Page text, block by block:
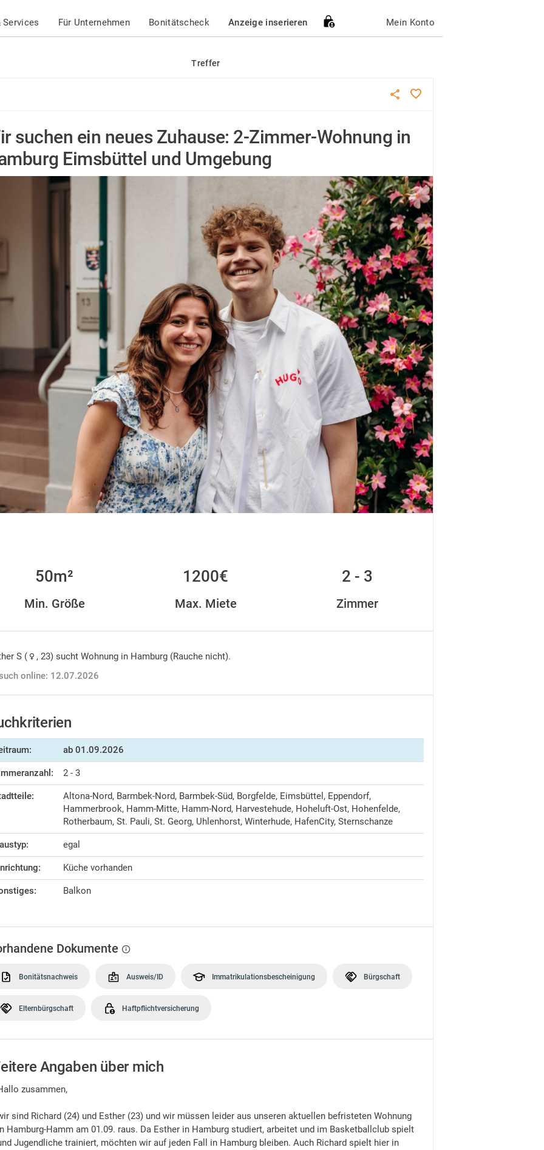
Services Für Unternehmen Bonitätscheck Anzeige inserieren Mein Konto
Treffer
suchen ein neues Zuhause: 2-Zimmer-Wohnung in
Eimsbüttel und Umgebung
50m²
Min. Größe
1200€
Max. Miete
2 - 3
Zimmer
S (
, 23) sucht Wohnung in Hamburg (Rauche nicht).
online: 12.07.2026
ab 01.09.2026
2 - 3
Altona-Nord, Barmbek-Nord, Barmbek-Süd, Borgfelde, Eimsbüttel, Eppendorf,
Hammerbrook, Hamm-Mitte, Hamm-Nord, Harvestehude, Hoheluft-Ost, Hohenfelde,
Rotherbaum, St. Pauli, St. Georg, Uhlenhorst, Winterhude, HafenCity, Sternschanze
egal
Küche vorhanden
Balkon
Dokumente
Bonitätsnachweis Ausweis/ID Immatrikulationsbescheinigung Bürgschaft
Elternbürgschaft Haftpflichtversicherung
Angaben über mich
zusammen,
sind Richard (24) und Esther (23) und wir müssen leider aus unseren aktuellen befristeten Wohnung
Hamburg-Hamm am 01.09. raus. Da Esther in Hamburg studiert, arbeitet und im Basketballclub spielt
Jugendliche trainiert, möchten wir auf jeden Fall in Hamburg bleiben. Auch Richard spielt hier in